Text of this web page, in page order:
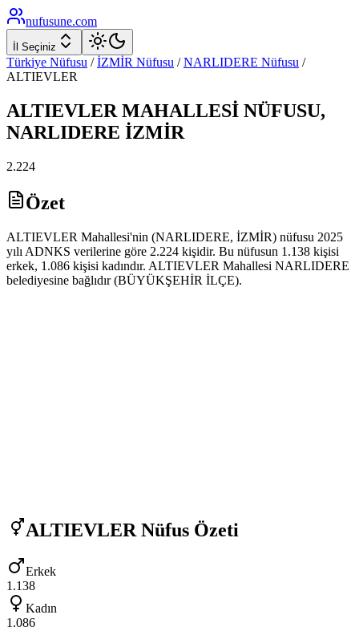
nufusune.com
İl Seçiniz
Türkiye Nüfusu / İZMİR Nüfusu / NARLIDERE Nüfusu /
ALTIEVLER
ALTIEVLER MAHALLESİ NÜFUSU,
NARLIDERE İZMİR
2.224
Özet
ALTIEVLER Mahallesi'nin (NARLIDERE, İZMİR) nüfusu 2025
yılı ADNKS verilerine göre 2.224 kişidir. Bu nüfusun 1.138 kişisi
erkek, 1.086 kişisi kadındır. ALTIEVLER Mahallesi NARLIDERE
belediyesine bağlıdır (BÜYÜKŞEHİR İLÇE).
ALTIEVLER Nüfus Özeti
Erkek
1.138
Kadın
1.086